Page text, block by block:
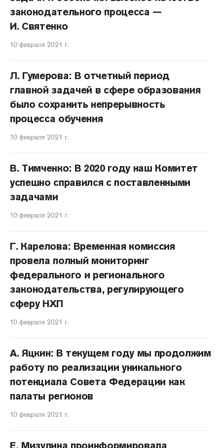
законодательного процесса —
И. Святенко
10 февраля 2021 г.
Л. Гумерова: В отчетный период
главной задачей в сфере образования
было сохранить непрерывность
процесса обучения
10 февраля 2021 г.
В. Тимченко: В 2020 году наш Комитет
успешно справился с поставленными
задачами
10 февраля 2021 г.
Г. Карелова: Временная комиссия
провела полный мониторинг
федерального и регионального
законодательства, регулирующего
сферу НХП
10 февраля 2021 г.
А. Яцкин: В текущем году мы продолжим
работу по реализации уникального
потенциала Совета Федерации как
палаты регионов
10 февраля 2021 г.